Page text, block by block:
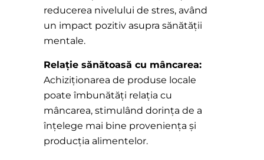
reducerea nivelului de stres, având
un impact pozitiv asupra sănătății
mentale.
Relație sănătoasă cu mâncarea:
Achiziționarea de produse locale
poate îmbunătăți relația cu
mâncarea, stimulând dorința de a
înțelege mai bine proveniența și
producția alimentelor.